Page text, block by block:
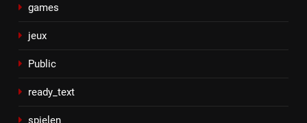
games
jeux
Public
ready_text
spielen